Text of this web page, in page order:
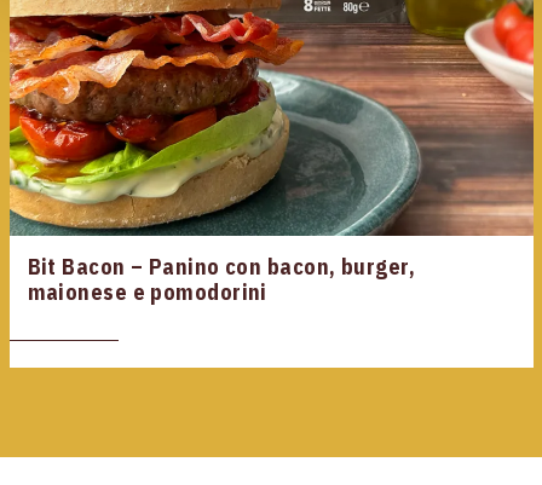
Bit Bacon – Panino con bacon, burger,
maionese e pomodorini